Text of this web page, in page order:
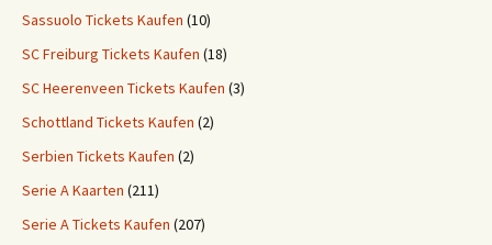
Sassuolo Tickets Kaufen (10)
SC Freiburg Tickets Kaufen (18)
SC Heerenveen Tickets Kaufen (3)
Schottland Tickets Kaufen (2)
Serbien Tickets Kaufen (2)
Serie A Kaarten (211)
Serie A Tickets Kaufen (207)